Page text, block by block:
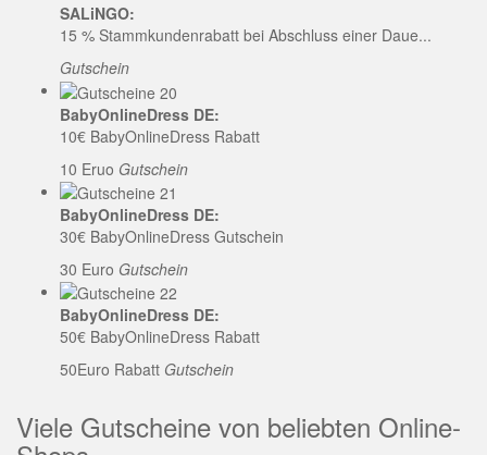
SALiNGO:
15 % Stammkundenrabatt bei Abschluss einer Daue...
Gutschein
BabyOnlineDress DE:
10€ BabyOnlineDress Rabatt
10 Eruo Gutschein
BabyOnlineDress DE:
30€ BabyOnlineDress Gutschein
30 Euro Gutschein
BabyOnlineDress DE:
50€ BabyOnlineDress Rabatt
50Euro Rabatt Gutschein
Viele Gutscheine von beliebten Online-